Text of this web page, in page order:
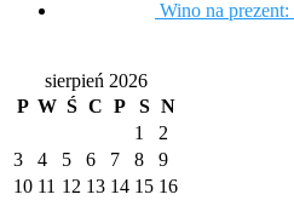
Wino na
sierpień 2026
P W Ś C P S N
1
2
3
4 5 6 7 8
9
10 11 12 13 14 15 16